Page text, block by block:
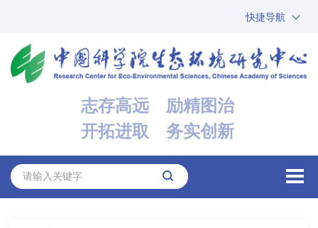
快捷导航
ARP
邮箱
志存高远 励精图治
开拓进取 务实创新